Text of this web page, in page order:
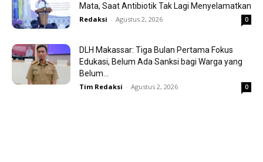
Mata, Saat Antibiotik Tak Lagi Menyelamatkan
Redaksi - Agustus 2, 2026 0
DLH Makassar: Tiga Bulan Pertama Fokus
Edukasi, Belum Ada Sanksi bagi Warga yang
Belum...
Tim Redaksi - Agustus 2, 2026 0